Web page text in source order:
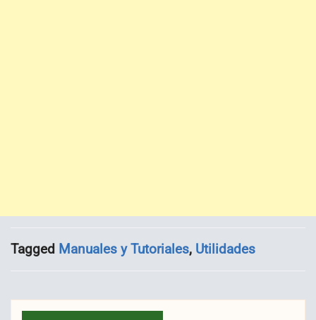
Tagged Manuales y Tutoriales, Utilidades